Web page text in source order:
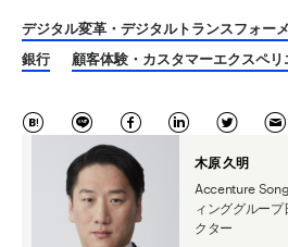
デジタル変革・デジタルトランスフォー
銀行
顧客体験・カスタマーエクスペリ
木原 久明
Accenture
ィンググルー
クター